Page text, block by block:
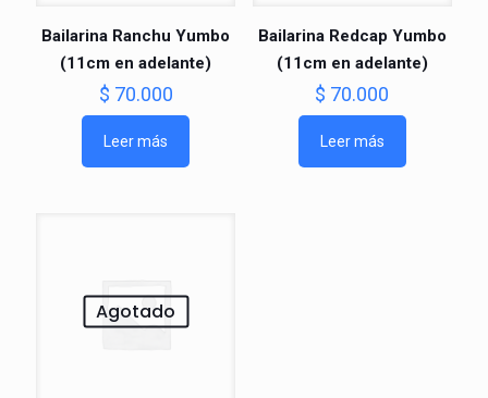
Bailarina Ranchu Yumbo
(11cm en adelante)
$ 70.000
Leer más
Bailarina Redcap Yumbo
(11cm en adelante)
$ 70.000
Leer más
Agotado